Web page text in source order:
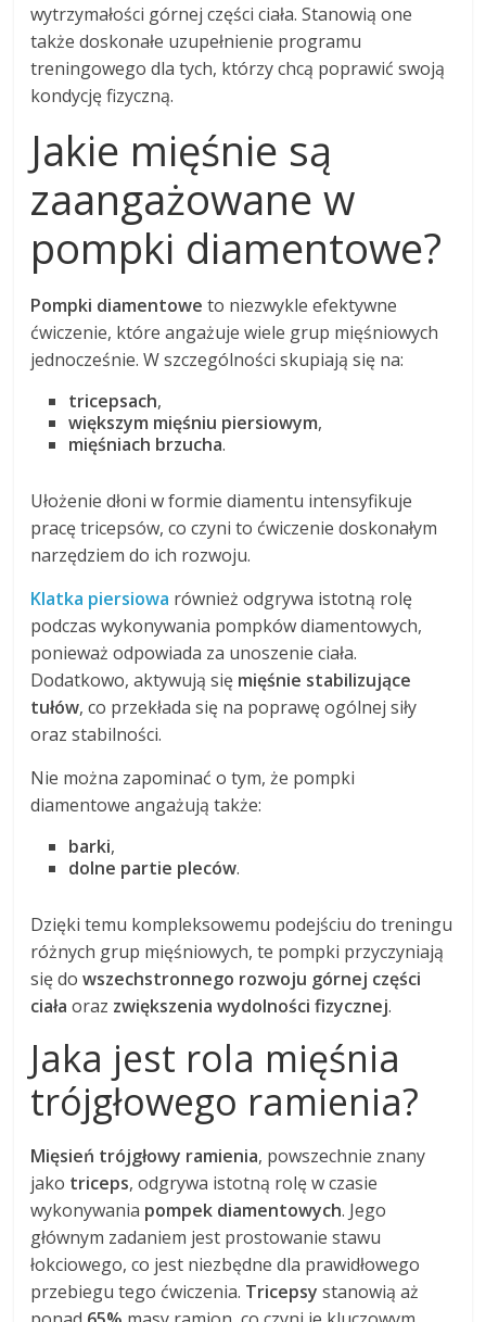
wytrzymałości górnej części ciała. Stanowią one
także doskonałe uzupełnienie programu
treningowego dla tych, którzy chcą poprawić swoją
kondycję fizyczną.
Jakie mięśnie są
zaangażowane w
pompki diamentowe?
Pompki diamentowe to niezwykle efektywne
ćwiczenie, które angażuje wiele grup mięśniowych
jednocześnie. W szczególności skupiają się na:
tricepsach,
większym mięśniu piersiowym,
mięśniach brzucha.
Ułożenie dłoni w formie diamentu intensyfikuje
pracę tricepsów, co czyni to ćwiczenie doskonałym
narzędziem do ich rozwoju.
Klatka piersiowa również odgrywa istotną rolę
podczas wykonywania pompków diamentowych,
ponieważ odpowiada za unoszenie ciała.
Dodatkowo, aktywują się mięśnie stabilizujące
tułów, co przekłada się na poprawę ogólnej siły
oraz stabilności.
Nie można zapominać o tym, że pompki
diamentowe angażują także:
barki,
dolne partie pleców.
Dzięki temu kompleksowemu podejściu do treningu
różnych grup mięśniowych, te pompki przyczyniają
się dowszechstronnego rozwoju górnej części
ciała oraz zwiększenia wydolności fizycznej.
Jaka jest rola mięśnia
trójgłowego ramienia?
Mięsień trójgłowy ramienia, powszechnie znany
jako triceps, odgrywa istotną rolę w czasie
wykonywania pompek diamentowych. Jego
głównym zadaniem jest prostowanie stawu
łokciowego, co jest niezbędne dla prawidłowego
przebiegu tego ćwiczenia. Tricepsy stanowią aż